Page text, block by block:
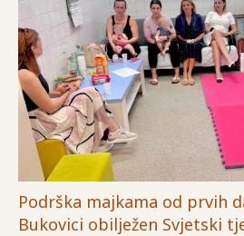
Podrška majkama od prvih
Bukovici obilježen Svjetski